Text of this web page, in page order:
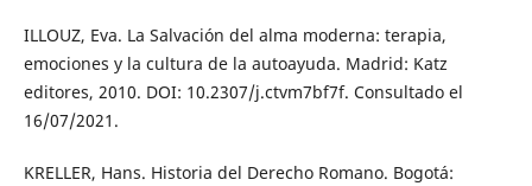
ILLOUZ, Eva. La Salvación del alma moderna: terapia,
emociones y la cultura de la autoayuda. Madrid: Katz
editores, 2010. DOI: 10.2307/j.ctvm7bf7f. Consultado el
16/07/2021.
KRELLER, Hans. Historia del Derecho Romano. Bogotá: